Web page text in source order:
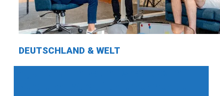
DEUTSCHLAND & WELT